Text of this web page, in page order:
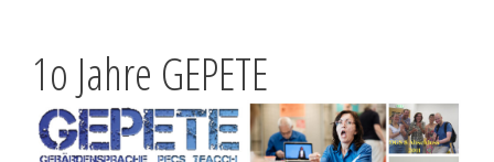
1o Jahre GEPETE